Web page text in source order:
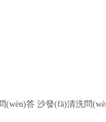
(wèn)答 沙發(fā)清洗問